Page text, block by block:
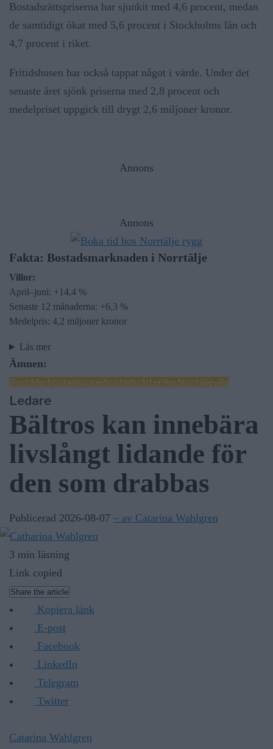
Bostadsrättspriserna har sjunkit med 4,6 procent, medan
de samtidigt ökat med 5,6 procent i Stockholms län och
4,7 procent i riket.
Fritidshusen har också tappat något i värde. Under det
senaste året sjönk priserna med 2,8 procent och
medelpriset uppgick till drygt 2,6 miljoner kronor.
Annons
Annons
Fakta: Bostadsmarknaden i Norrtälje
Villor:
April–juni: +14,4 %
Senaste 12 månaderna: +6,3 %
Medelpris: 4,2 miljoner kronor
Läs mer
Ämnen:
BostäderbostadspriserbostadsrätterHusNorrtäljevilla
Ledare
Bältros kan innebära
livslångt lidande för
den som drabbas
Publicerad 2026-08-07 – av Catarina Wahlgren
3 min läsning
Link copied
Share the article
Kopiera länk
E-post
Facebook
LinkedIn
Telegram
Twitter
Catarina Wahlgren